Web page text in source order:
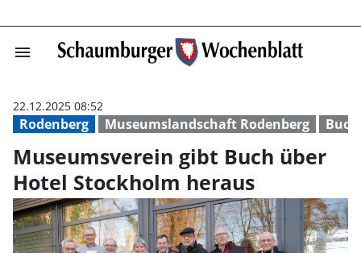
menu
Rodenberg Museumslandschaft Rodenberg Buch
22.12.2025 08:52
Museumsverein gibt Buch über
Hotel Stockholm heraus